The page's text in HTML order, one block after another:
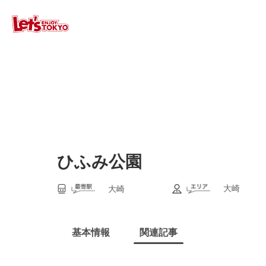
ひふみ公園
大崎 大崎
基本情報 関連記事